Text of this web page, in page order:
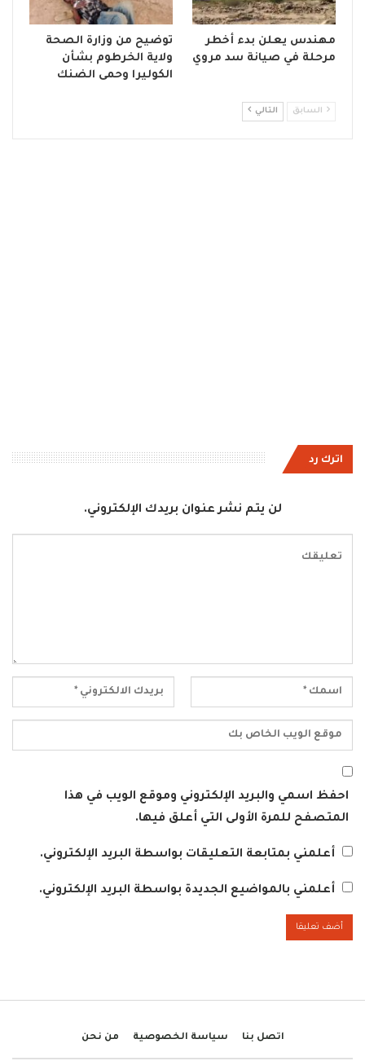
مهندس يعلن بدء أخطر
مرحلة في صيانة سد مروي
توضيح من وزارة الصحة
ولاية الخرطوم بشأن
الكوليرا وحمى الضنك
السابق التالي
اترك رد
لن يتم نشر عنوان بريدك الإلكتروني.
احفظ اسمي والبريد الإلكتروني وموقع الويب في هذا
المتصفح للمرة الأولى التي أعلق فيها.
أعلمني بمتابعة التعليقات بواسطة البريد الإلكتروني.
أعلمني بالمواضيع الجديدة بواسطة البريد الإلكتروني.
اتصل بنا سياسة الخصوصية من نحن